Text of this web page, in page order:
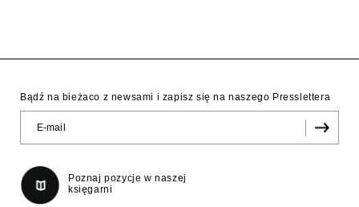
Bądź na bieżaco z newsami i zapisz się na naszego Presslettera
Poznaj pozycje w naszej
księgarni